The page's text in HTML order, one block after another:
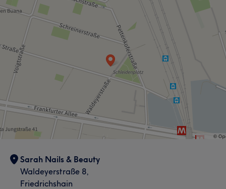
Sarah Nails & Beauty
Waldeyerstraße 8,
Friedrichshain